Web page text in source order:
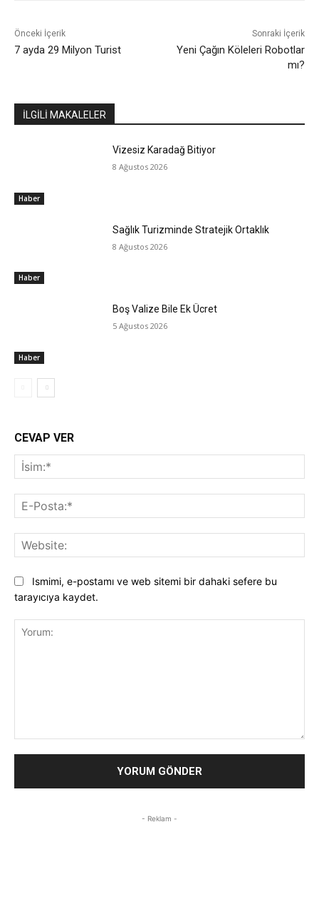
Önceki İçerik
7 ayda 29 Milyon Turist
Sonraki İçerik
Yeni Çağın Köleleri Robotlar
mı?
İLGİLİ MAKALELER
Haber
Vizesiz Karadağ Bitiyor
8 Ağustos 2026
Haber
Sağlık Turizminde Stratejik Ortaklık
8 Ağustos 2026
Haber
Boş Valize Bile Ek Ücret
5 Ağustos 2026
CEVAP VER
Ismimi, e-postamı ve web sitemi bir dahaki sefere bu
tarayıcıya kaydet.
- Reklam -